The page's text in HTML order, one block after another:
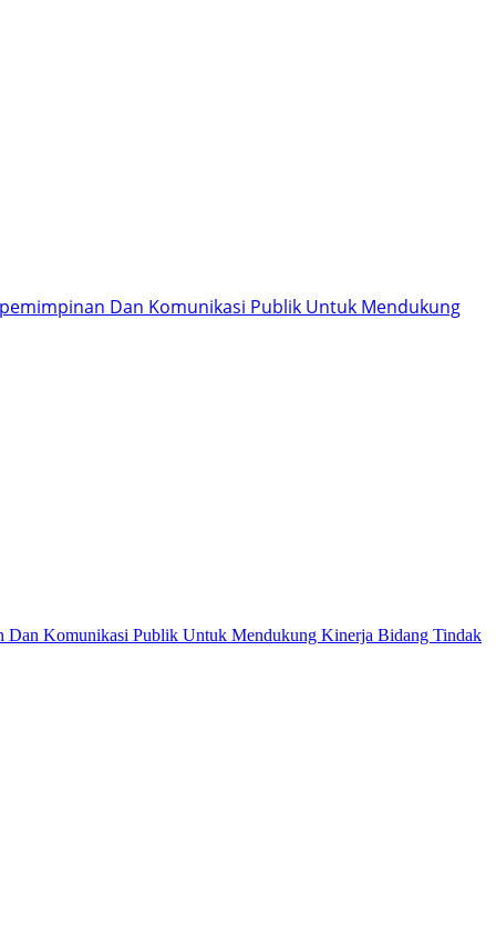
Dan Komunikasi Publik Untuk Mendukung
Komunikasi Publik Untuk Mendukung Kinerja Bidang Tindak